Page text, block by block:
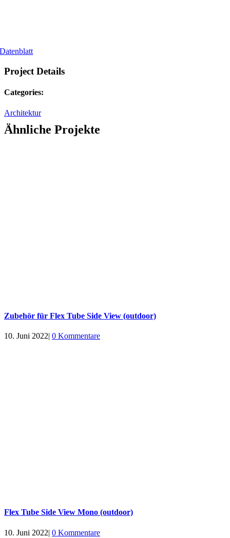
Datenblatt
Project Details
Categories:
Architektur
Ähnliche Projekte
Zubehör für Flex Tube Side View (outdoor)
10. Juni 2022| 0 Kommentare
Flex Tube Side View Mono (outdoor)
10. Juni 2022| 0 Kommentare